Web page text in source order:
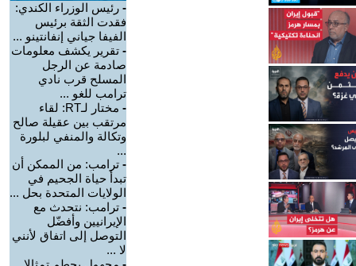
- رئيس الوزراء الكندي:
فقدت الثقة برئيس
الفيفا جياني إنفانتينو ...
- تقرير يكشف معلومات
صادمة عن الرجل
المسلح قرب نادي
ترامب للغو ...
-
مختار لـRT: لقاء
مرتقب بين عقيلة صالح
وتكالة والمنفي لبلورة
...
- ترامب: من الممكن أن
تبدأ حياة الجحيم في
الولايات المتحدة بحل ...
- ترامب: نتحدث مع
الإيرانيين وأفضّل
التوصل إلى اتفاق لأنني
لا ...